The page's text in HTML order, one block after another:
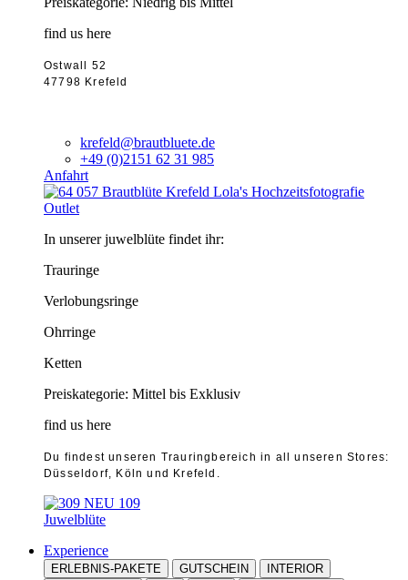
find us here
Ostwall 52
47798 Krefeld
krefeld@brautbluete.de
+49 (0)2151 62 31 985
Anfahrt
Outlet
In unserer juwelblüte findet ihr:
Trauringe
Verlobungsringe
Ohrringe
Ketten
Preiskategorie: Mittel bis Exklusiv
find us here
Du findest unseren Trauringbereich in all unseren Stores:
Düsseldorf, Köln und Krefeld.
Juwelblüte
Experience
ERLEBNIS-PAKETE GUTSCHEIN
INTERIOR